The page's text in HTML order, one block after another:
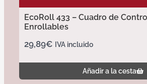
EcoRoll 433 – Cuadro de
Enrollables
29,89€ IVA incluido
Añadir a la cesta